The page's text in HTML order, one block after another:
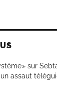
sur
assaut